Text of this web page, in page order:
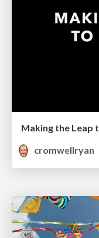
Making the Leap
cromwellryan